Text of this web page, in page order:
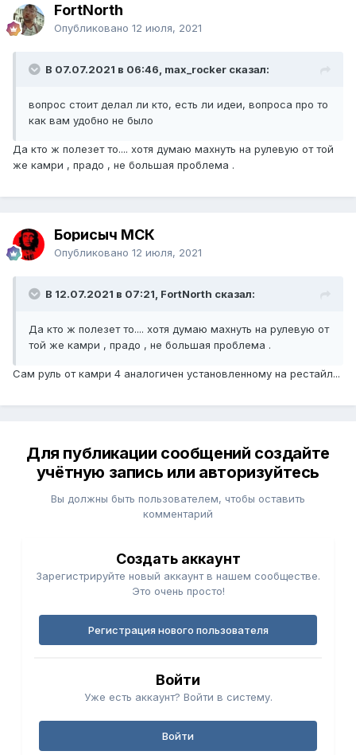
FоrtNorth
Опубликовано 12 июля, 2021
В 07.07.2021 в 06:46, max_rocker сказал:
вопрос стоит делал ли кто, есть ли идеи, вопроса про то
как вам удобно не было
Да кто ж полезет то.... хотя думаю махнуть на рулевую от той
же камри , прадо , не большая проблема .
Борисыч МСК
Опубликовано 12 июля, 2021
В 12.07.2021 в 07:21, FоrtNorth сказал:
Да кто ж полезет то.... хотя думаю махнуть на рулевую от
той же камри , прадо , не большая проблема .
Сам руль от камри 4 аналогичен установленному на рестайл...
Для публикации сообщений создайте
учётную запись или авторизуйтесь
Вы должны быть пользователем, чтобы оставить
комментарий
Создать аккаунт
Зарегистрируйте новый аккаунт в нашем сообществе.
Это очень просто!
Регистрация нового пользователя
Войти
Уже есть аккаунт? Войти в систему.
Войти